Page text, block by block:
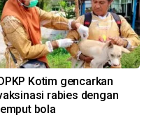
Kotim gencarkan
rabies dengan
bola